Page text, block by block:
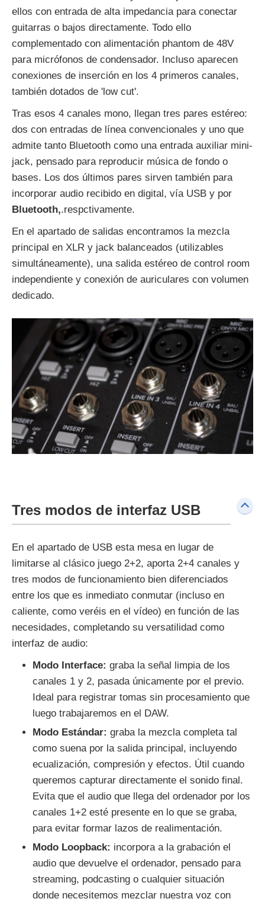
ellos con entrada de alta impedancia para conectar
guitarras o bajos directamente. Todo ello
complementado con alimentación phantom de 48V
para micrófonos de condensador. Incluso aparecen
conexiones de inserción en los 4 primeros canales,
también dotados de 'low cut'.
Tras esos 4 canales mono, llegan tres pares estéreo:
dos con entradas de línea convencionales y uno que
admite tanto Bluetooth como una entrada auxiliar mini-
jack, pensado para reproducir música de fondo o
bases. Los dos últimos pares sirven también para
incorporar audio recibido en digital, vía USB y por
Bluetooth,.respctivamente.
En el apartado de salidas encontramos la mezcla
principal en XLR y jack balanceados (utilizables
simultáneamente), una salida estéreo de control room
independiente y conexión de auriculares con volumen
dedicado.
Tres modos de interfaz USB
En el apartado de USB esta mesa en lugar de
limitarse al clásico juego 2+2, aporta 2+4 canales y
tres modos de funcionamiento bien diferenciados
entre los que es inmediato conmutar (incluso en
caliente, como veréis en el vídeo) en función de las
necesidades, completando su versatilidad como
interfaz de audio:
Modo Interface: graba la señal limpia de los
canales 1 y 2, pasada únicamente por el previo.
Ideal para registrar tomas sin procesamiento que
luego trabajaremos en el DAW.
Modo Estándar: graba la mezcla completa tal
como suena por la salida principal, incluyendo
ecualización, compresión y efectos. Útil cuando
queremos capturar directamente el sonido final.
Evita que el audio que llega del ordenador por los
canales 1+2 esté presente en lo que se graba,
para evitar formar lazos de realimentación.
Modo Loopback: incorpora a la grabación el
audio que devuelve el ordenador, pensado para
streaming, podcasting o cualquier situación
donde necesitemos mezclar nuestra voz con